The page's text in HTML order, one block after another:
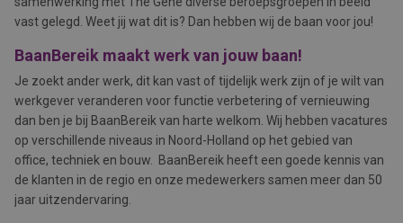
vast gelegd. Weet jij wat dit is? Dan hebben wij de baan voor jou!
BaanBereik maakt werk van jouw baan!
Je zoekt ander werk, dit kan vast of tijdelijk werk zijn of je wilt van
werkgever veranderen voor functie verbetering of vernieuwing
dan ben je bij BaanBereik van harte welkom. Wij hebben vacatures
op verschillende niveaus in Noord-Holland op het gebied van
office, techniek en bouw. BaanBereik heeft een goede kennis van
de klanten in de regio en onze medewerkers samen meer dan 50
jaar uitzendervaring.